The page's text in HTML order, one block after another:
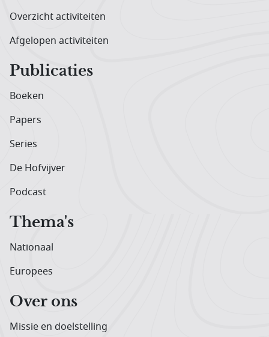
Overzicht activiteiten
Afgelopen activiteiten
Publicaties
Boeken
Papers
Series
De Hofvijver
Podcast
Thema's
Nationaal
Europees
Over ons
Missie en doelstelling